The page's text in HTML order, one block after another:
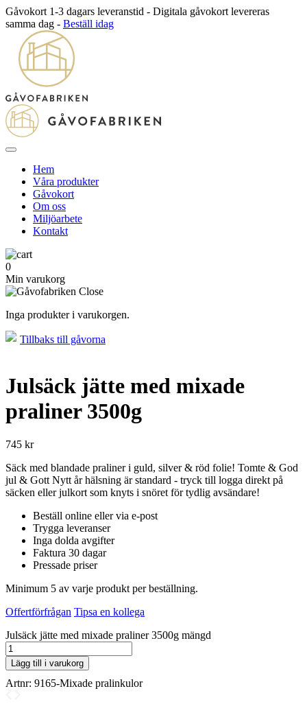
Gåvokort 1-3 dagars leveranstid - Digitala gåvokort levereras
samma dag - Beställ idag
Hem
Våra produkter
Gåvokort
Om oss
Miljöarbete
Kontakt
0
Min varukorg
Inga produkter i varukorgen.
Tillbaks till gåvorna
Julsäck jätte med mixade
praliner 3500g
745 kr
Säck med blandade praliner i guld, silver & röd folie! Tomte & God
jul & Gott Nytt år hälsning är standard - tryck till logga direkt på
säcken eller julkort som knyts i snöret för tydlig avsändare!
Beställ online eller via e-post
Trygga leveranser
Inga dolda avgifter
Faktura 30 dagar
Pressade priser
Minimum 5 av varje produkt per beställning.
Offertförfrågan Tipsa en kollega
Julsäck jätte med mixade praliner 3500g mängd
Lägg till i varukorg
Artnr: 9165-Mixade pralinkulor